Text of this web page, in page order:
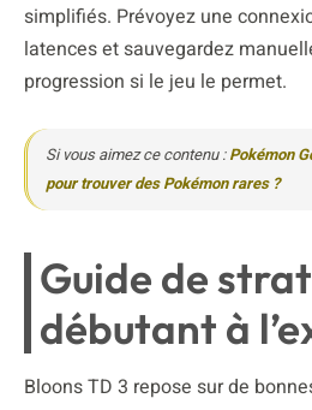
simplifiés. Prévoyez une
latences et sauvegardez
progression si le jeu le permet.
Si vous aimez ce contenu :Pokémon
pour trouver des Pokémon rares ?
Guide de
débutant à
Bloons TD 3 repose sur de